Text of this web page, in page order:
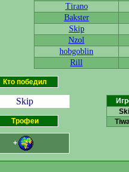
Tirano
Bakster
Skip
Nzol
hobgoblin
Rill
Кто победил
Skip
Трофеи
+